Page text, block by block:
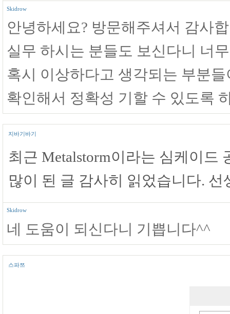
Skidrow
안녕하세요? 방문해주셔서 감사
실무 하시는 분들도 보신다니 너
혹시 이상하다고 생각되는 부분
확인해서 정확성 기할 수 있도록
지바기바기
최근 Metalstorm이라는 심케이드
많이 된 글 감사히 읽었습니다.
Skidrow
네 도움이 되신다니 기쁩니다^^
스파쯔